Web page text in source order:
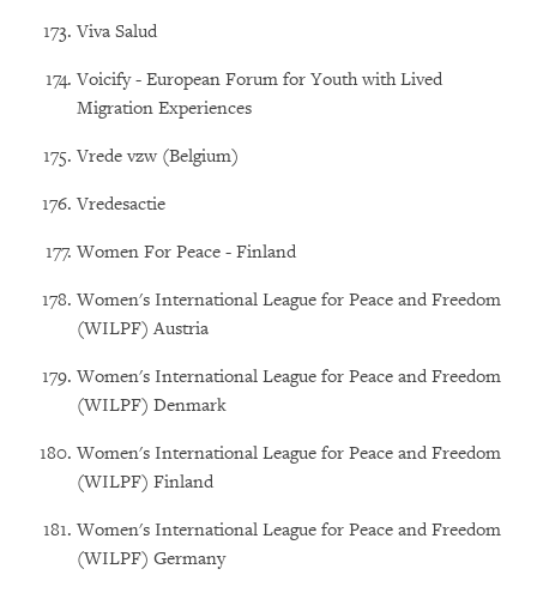
Viva Salud
Voicify - European Forum for Youth with Lived
Migration Experiences
Vrede vzw (Belgium)
Vredesactie
Women For Peace - Finland
Women's International League for Peace and Freedom
(WILPF) Austria
Women's International League for Peace and Freedom
(WILPF) Denmark
Women's International League for Peace and Freedom
(WILPF) Finland
Women's International League for Peace and Freedom
(WILPF) Germany